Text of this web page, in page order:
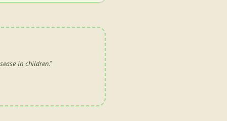
in children."